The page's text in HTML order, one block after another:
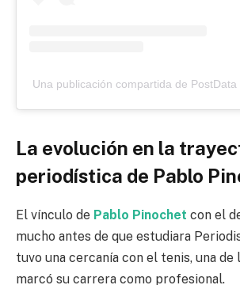
Una publicación compartida de
La evolución en la
periodística de Pablo
El vínculo de Pablo Pinochet con el
mucho antes de que estudiara
tuvo una cercanía con el tenis, una de
marcó su carrera como profesional.